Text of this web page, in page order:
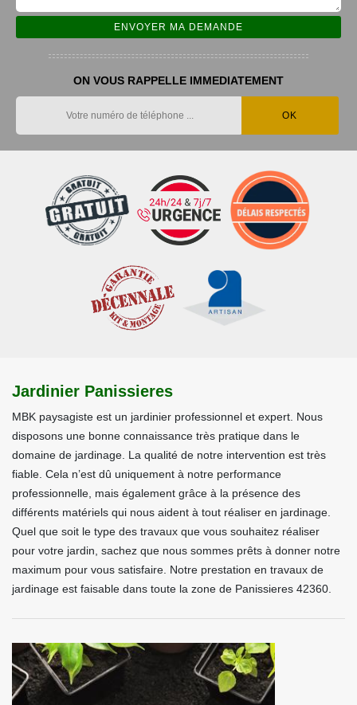
ON VOUS RAPPELLE IMMEDIATEMENT
Jardinier Panissieres
MBK paysagiste est un jardinier professionnel et expert. Nous
disposons une bonne connaissance très pratique dans le
domaine de jardinage. La qualité de notre intervention est très
fiable. Cela n’est dû uniquement à notre performance
professionnelle, mais également grâce à la présence des
différents matériels qui nous aident à tout réaliser en jardinage.
Quel que soit le type des travaux que vous souhaitez réaliser
pour votre jardin, sachez que nous sommes prêts à donner notre
maximum pour vous satisfaire. Notre prestation en travaux de
jardinage est faisable dans toute la zone de Panissieres 42360.